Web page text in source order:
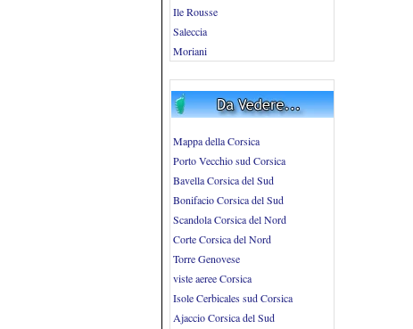
Ile Rousse
Saleccia
Moriani
Mappa della Corsica
Porto Vecchio sud Corsica
Bavella Corsica del Sud
Bonifacio Corsica del Sud
Scandola Corsica del Nord
Corte Corsica del Nord
Torre Genovese
viste aeree Corsica
Isole Cerbicales sud Corsica
Ajaccio Corsica del Sud